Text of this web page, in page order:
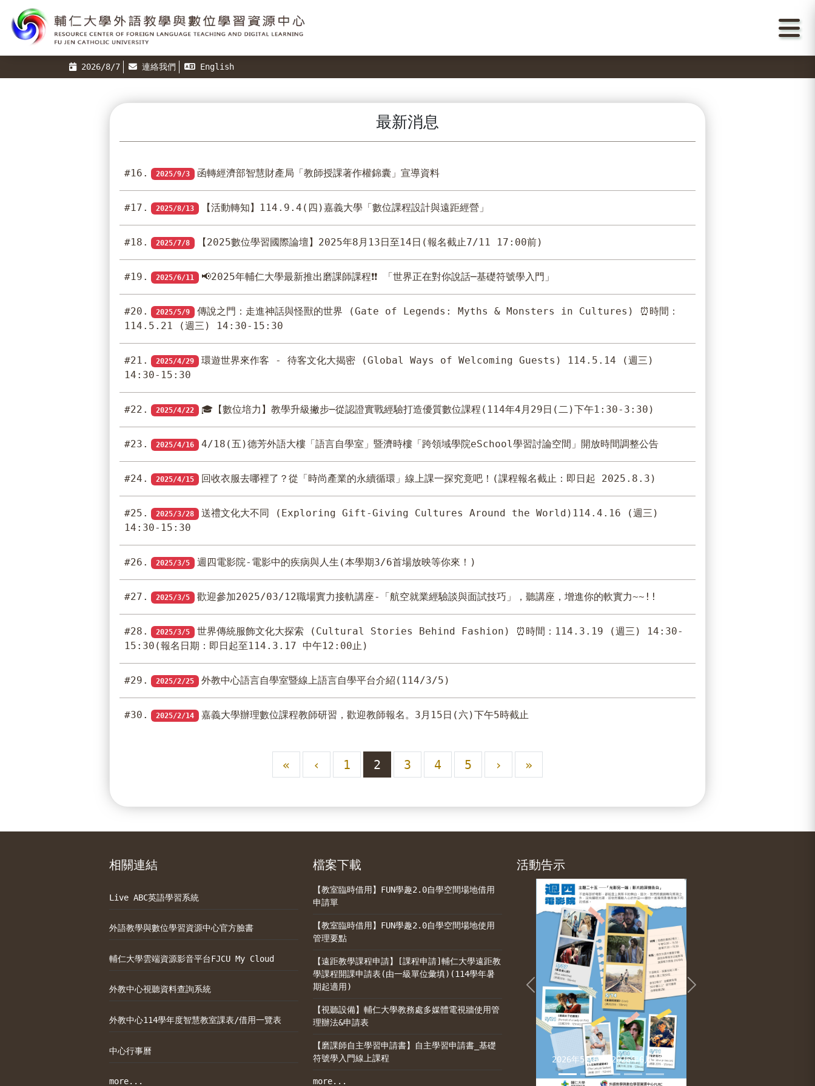
2026/8/7 連絡我們 English
最新消息
#16. 2025/9/3 函轉經濟部智慧財產局「教師授課著作權錦囊」宣導資料
#17. 2025/8/13 【活動轉知】114.9.4(四)嘉義大學「數位課程設計與遠距經營」
#18. 2025/7/8 【2025數位學習國際論壇】2025年8月13日至14日(報名截止7/11 17:00前)
#19. 2025/6/11 📢2025年輔仁大學最新推出磨課師課程❗❗ 「世界正在對你說話─基礎符號學入門」
#20. 2025/5/9
傳說之門：走進神話與怪獸的世界 (Gate of Legends: Myths & Monsters in Cultures) ⏰時間：
114.5.21 (週三) 14:30-15:30
#21. 2025/4/29
環遊世界來作客 - 待客文化大揭密 (Global Ways of Welcoming Guests) 114.5.14 (週三)
14:30-15:30
#22. 2025/4/22 🎓【數位培力】教學升級撇步─從認證實戰經驗打造優質數位課程(114年4月29日(二)下午1:30-3:30)
#23. 2025/4/16 4/18(五)德芳外語大樓「語言自學室」暨濟時樓「跨領域學院eSchool學習討論空間」開放時間調整公告
#24. 2025/4/15 回收衣服去哪裡了？從「時尚產業的永續循環」線上課一探究竟吧！(課程報名截止：即日起 2025.8.3)
#25. 2025/3/28
送禮文化大不同 (Exploring Gift-Giving Cultures Around the World)114.4.16 (週三)
14:30-15:30
#26. 2025/3/5 週四電影院-電影中的疾病與人生(本學期3/6首場放映等你來！)
#27. 2025/3/5 歡迎參加2025/03/12職場實力接軌講座-「航空就業經驗談與面試技巧」，聽講座，增進你的軟實力~~!!
#28. 2025/3/5
世界傳統服飾文化大探索 (Cultural Stories Behind Fashion) ⏰時間：114.3.19 (週三) 14:30-
15:30(報名日期：即日起至114.3.17 中午12:00止)
#29. 2025/2/25 外教中心語言自學室暨線上語言自學平台介紹(114/3/5)
#30. 2025/2/14 嘉義大學辦理數位課程教師研習，歡迎教師報名。3月15日(六)下午5時截止
« ‹ 1 2 3 4 5 › »
相關連結
Live ABC英語學習系統
外語教學與數位學習資源中心官方臉書
輔仁大學雲端資源影音平台FJCU My Cloud
外教中心視聽資料查詢系統
外教中心114學年度智慧教室課表/借用一覽表
中心行事曆
more...
檔案下載
【教室臨時借用】FUN學趣2.0自學空間場地借用
申請單
【教室臨時借用】FUN學趣2.0自學空間場地使用
管理要點
【遠距教學課程申請】[課程申請]輔仁大學遠距教
學課程開課申請表(由一級單位彙填)(114學年暑
期起適用)
【視聽設備】輔仁大學教務處多媒體電視牆使用管
理辦法&申請表
【磨課師自主學習申請書】自主學習申請書_基礎
符號學入門線上課程
more...
活動告示
2026年5月6日-2026年6月19日
Previous Next